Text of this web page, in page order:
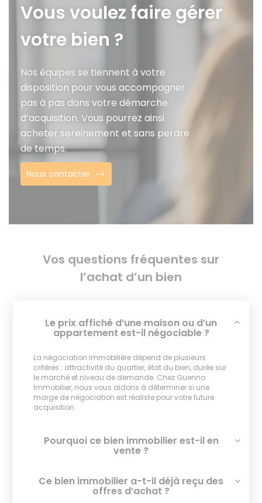
Vous voulez faire gérer
votre bien ?
Nos équipes se tiennent à votre
disposition pour vous accompagner
pas à pas dans votre démarche
d’acquisition. Vous pourrez ainsi
acheter sereinement et sans perdre
de temps.
Nous contacter
Vos questions fréquentes sur
l’achat d’un bien
Le prix affiché d’une maison ou d’un
appartement est-il négociable ?
La négociation immobilière dépend de plusieurs
critères : attractivité du quartier, état du bien, durée sur
le marché et niveau de demande. Chez Guenno
Immobilier, nous vous aidons à déterminer si une
marge de négociation est réaliste pour votre future
acquisition.
Pourquoi ce bien immobilier est-il en
vente ?
Ce bien immobilier a-t-il déjà reçu des
offres d’achat ?